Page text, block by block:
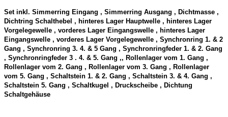
Set inkl. Simmerring Eingang , Simmerring Ausgang , Dichtmasse ,
Dichtring Schalthebel , hinteres Lager Hauptwelle , hinteres Lager
Vorgelegewelle , vorderes Lager Eingangswelle , hinteres Lager
Eingangswelle , vorderes Lager Vorgelegewelle , Synchronring 1. & 2
Gang , Synchronring 3. 4. & 5 Gang , Synchronringfeder 1. & 2. Gang
, Synchronringfeder 3 . 4. & 5. Gang ,, Rollenlager vom 1. Gang ,
Rollenlager vom 2. Gang , Rollenlager vom 3. Gang , Rollenlager
vom 5. Gang , Schaltstein 1. & 2. Gang , Schaltstein 3. & 4. Gang ,
Schaltstein 5. Gang , Schaltkugel , Druckscheibe , Dichtung
Schaltgehäuse